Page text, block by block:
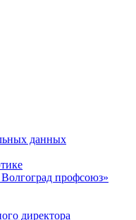
данных
профсоюз»
директора